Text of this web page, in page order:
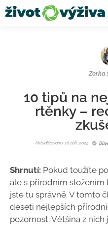
Zorka
10 tipů na
rtěnky –
Aktualizováno: 18 září, 2025
Shrnutí: Pokud toužíte
ale s přírodním složením
jste tu správně. V tomto
deseti nejlepších
pozornost. Většina z